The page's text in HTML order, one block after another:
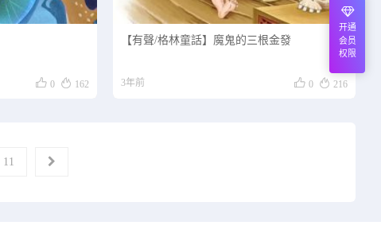
 0  162
【有聲/格林童話】魔鬼的三根金發
3年前  0  216
11
开通
会员
权限